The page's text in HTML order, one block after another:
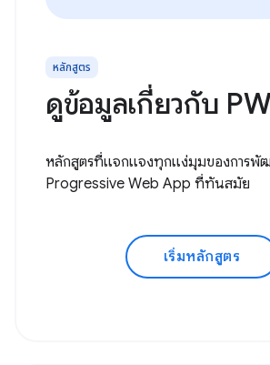
หลักสูตร
ดูข้อมูลเกี่ยวกับ
หลักสูตรที่แจกแจงทุกแง่มุมของการพั
Progressive Web App ที่ทันสมัย
เริ่มหลักสูตร